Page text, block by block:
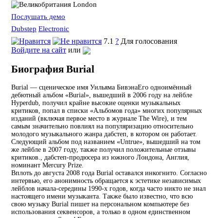
London
Послушать демо
Dubstep Electronic
7.1 ? Для голосования
Войдите на сайт или
Биография Burial
Burial — сценическое имя Уильяма БивэнаЕго одноимённый
дебютный альбом «Burial», вышедший в 2006 году на лейбле
Hyperdub, получил крайне высокие оценки музыкальных
критиков, попал в списки «Альбомов года» многих популярных
изданий (включая первое место в журнале The Wire), и тем
самым значительно повлиял на популяризацию относительно
молодого музыкального жанра дабстеп, в котором он работает.
Следующий альбом под названием «Untrue», вышедший на том
же лейбле в 2007 году, также получил положительные отзывы
критиков., дабстеп-продюсера из южного Лондона, Англия,
номинант Mercury Prize.
Вплоть до августа 2008 года Burial оставался инкогнито. Согласно
интервью, его анонимность обращается к эстетике независимых
лейблов начала-середины 1990-х годов, когда часто никто не знал
настоящего имени музыканта. Также было известно, что всю
свою музыку Burial пишет на персональном компьютере без
использования секвенсоров, а только в одном единственном